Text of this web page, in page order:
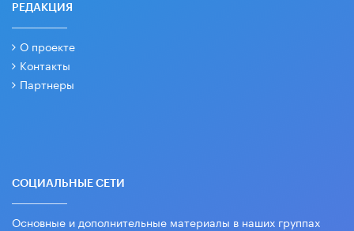
РЕДАКЦИЯ
О проекте
Контакты
Партнеры
СОЦИАЛЬНЫЕ СЕТИ
Основные и дополнительные материалы в наших группах